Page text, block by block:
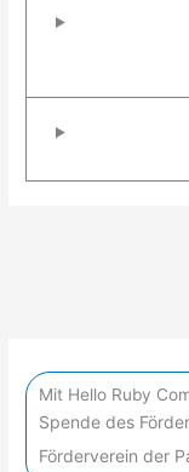
Mit Hello Ruby
Spende des
Förderverein der